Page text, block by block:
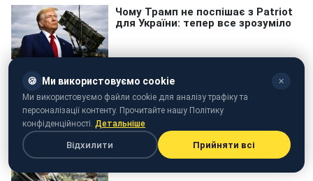
🍪 Ми використовуємо cookie ✕
Ми використовуємо файли cookie для аналізу трафіку та
персоналізації контенту. Прочитайте нашу Політику
конфіденційності. Детальніше
Відхилити Прийняти всі